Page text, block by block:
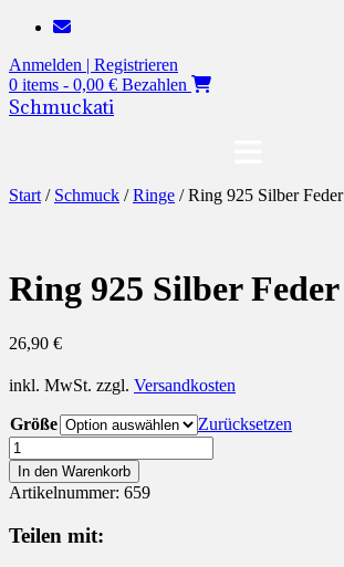
Zum
springen
Anmelden | Registrieren
0 items - 0,00 € Bezahlen
Schmuckati
Start / Schmuck /Ringe / Ring 925 Silber Feder
Ring 925 Silber Feder
26,90 €
inkl. MwSt. zzgl. Versandkosten
Größe
Zurücksetzen
Ring
925
Silber
Feder
Menge
In den Warenkorb
Artikelnummer: 659
Teilen mit: